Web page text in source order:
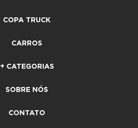
COPA TRUCK
CARROS
+ CATEGORIAS
SOBRE NÓS
CONTATO